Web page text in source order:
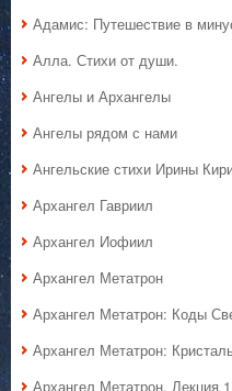
Адамис: Путешествие в
Алла. Стихи от души.
Ангелы и Архангелы
Ангелы рядом с нами
Ангельские стихи Ирины
Архангел Гавриил
Архангел Иофиил
Архангел Метатрон
Архангел Метатрон: Коды
Архангел Метатрон:
Архангел Метатрон. Лекция